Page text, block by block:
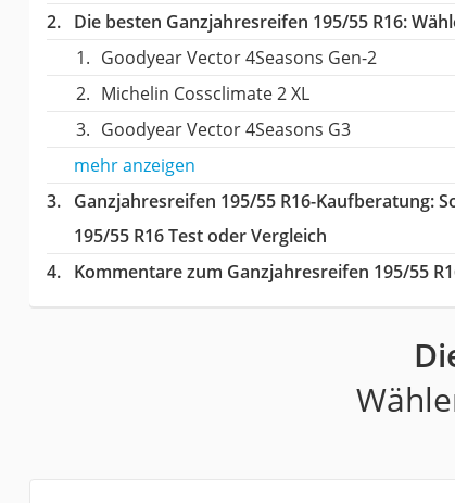
Die besten Ganzjahresreifen 195/55 R16:
Goodyear Vector 4Seasons Gen-2
Michelin Cossclimate 2 XL
Goodyear Vector 4Seasons G3
mehr anzeigen
Ganzjahresreifen 195/55 R16-Kaufberatung:
195/55 R16 Test oder Vergleich
Kommentare zum Ganzjahresreifen 195/55